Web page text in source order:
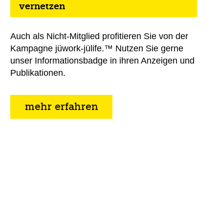
vernetzen
Auch als Nicht-Mitglied profitieren Sie von der
Kampagne jüwork-jülife.™ Nutzen Sie gerne
unser Informationsbadge in ihren Anzeigen und
Publikationen.
mehr erfahren